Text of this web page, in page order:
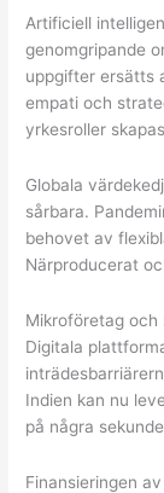
Artificiell
genomgripande
uppgifter ersätts
empati och
yrkesroller
Globala
sårbara.
behovet av
Närproducerat
Mikroföretag
Digitala
Indien kan nu
på några
Finansieringen